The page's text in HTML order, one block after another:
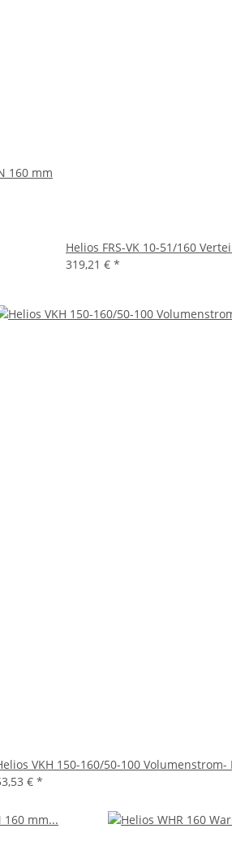
160 mm
Helios FRS-VK 10-51/160
319,21 € *
VKH 150-160/50-100
€ *